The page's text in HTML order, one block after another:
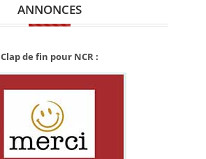
ANNONCES
Clap de fin pour NCR :